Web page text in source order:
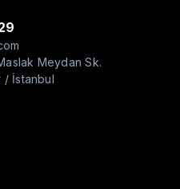
Meydan Sk.
/ İstanbul